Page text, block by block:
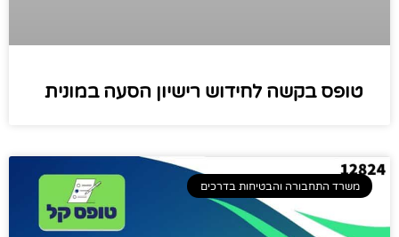
טופס בקשה לחידוש רישיון הסעה במונית
משרד התחבורה והבטיחות בדרכים